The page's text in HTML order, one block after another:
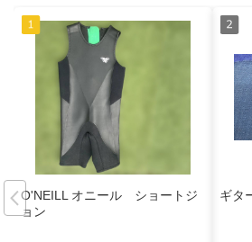
O'NEILL オニール ショートジ
ョン
ギタ